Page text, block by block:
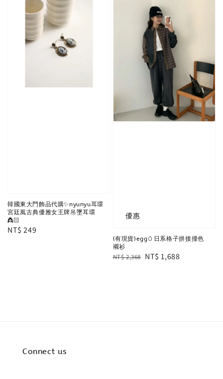
韓國東大門飾品代購✨nyunyu耳環
宮廷風古典優雅女王牌吊墜耳環
👸🏻
Regular
NT$ 249
優惠
(有現貨)egg🥚日系格子拼接撞色
襯衫
Regular
NT$ 2,368 Sale
NT$ 1,688
Connect us